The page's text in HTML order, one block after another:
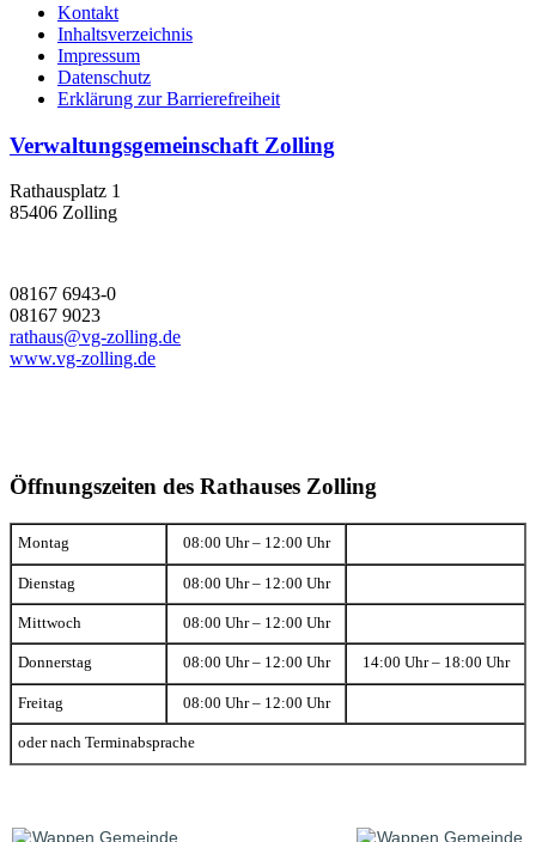
Kontakt
Inhaltsverzeichnis
Impressum
Datenschutz
Erklärung zur Barrierefreiheit
Verwaltungsgemeinschaft Zolling
Rathausplatz 1
85406 Zolling
08167 6943-0
08167 9023
rathaus@vg-zolling.de
www.vg-zolling.de
Öffnungszeiten des Rathauses Zolling
Montag 08:00 Uhr – 12:00 Uhr
Dienstag 08:00 Uhr – 12:00 Uhr
Mittwoch 08:00 Uhr – 12:00 Uhr
Donnerstag 08:00 Uhr – 12:00 Uhr 14:00 Uhr – 18:00 Uhr
Freitag 08:00 Uhr – 12:00 Uhr
oder nach Terminabsprache